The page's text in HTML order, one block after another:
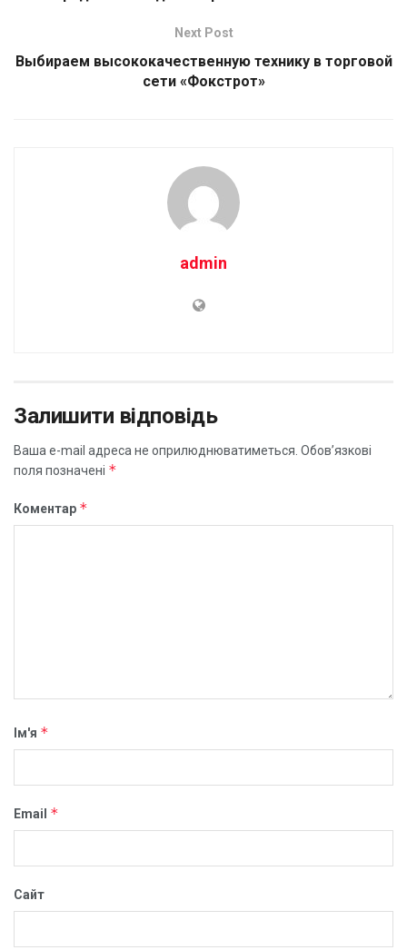
Next Post
Выбираем высококачественную технику в торговой
сети «Фокстрот»
admin
Залишити відповідь
Ваша e-mail адреса не оприлюднюватиметься. Обов’язкові
поля позначені *
Коментар *
Ім'я *
Email *
Сайт